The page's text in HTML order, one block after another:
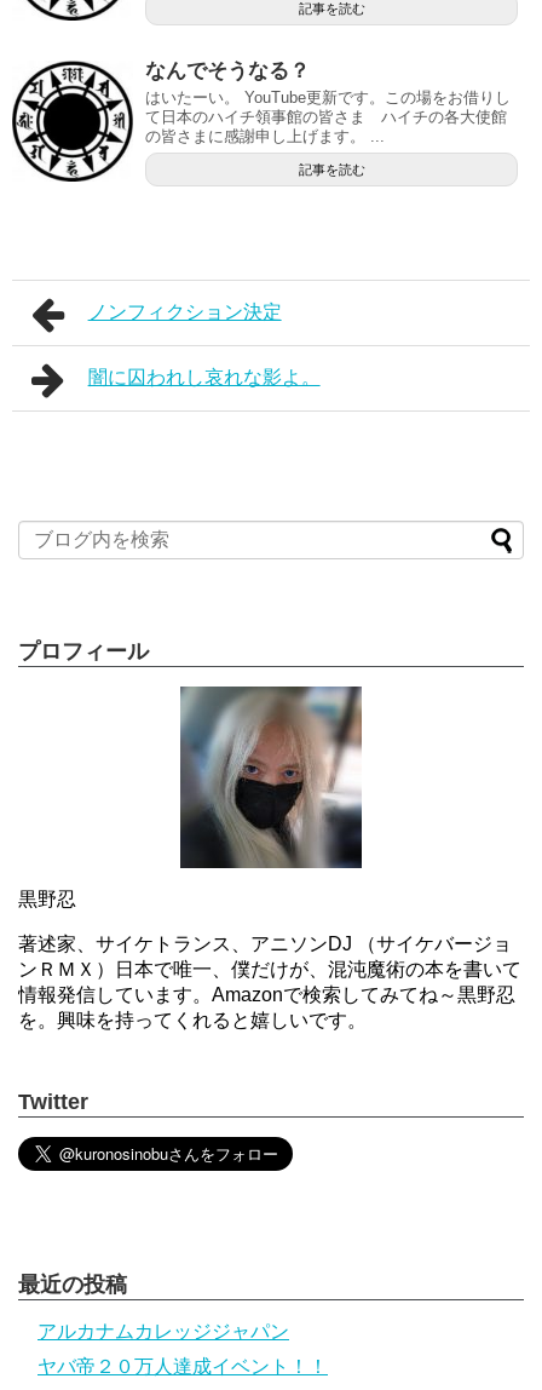
記事を読む
なんでそうなる？
はいたーい。 YouTube更新です。この場をお借りし
て日本のハイチ領事館の皆さま ハイチの各大使館
の皆さまに感謝申し上げます。 ...
記事を読む
ノンフィクション決定
闇に囚われし哀れな影よ。
プロフィール
黒野忍
著述家、サイケトランス、アニソンDJ （サイケバージョ
ンＲＭＸ）日本で唯一、僕だけが、混沌魔術の本を書いて
情報発信しています。Amazonで検索してみてね～黒野忍
を。興味を持ってくれると嬉しいです。
Twitter
最近の投稿
アルカナムカレッジジャパン
ヤバ帝２０万人達成イベント！！